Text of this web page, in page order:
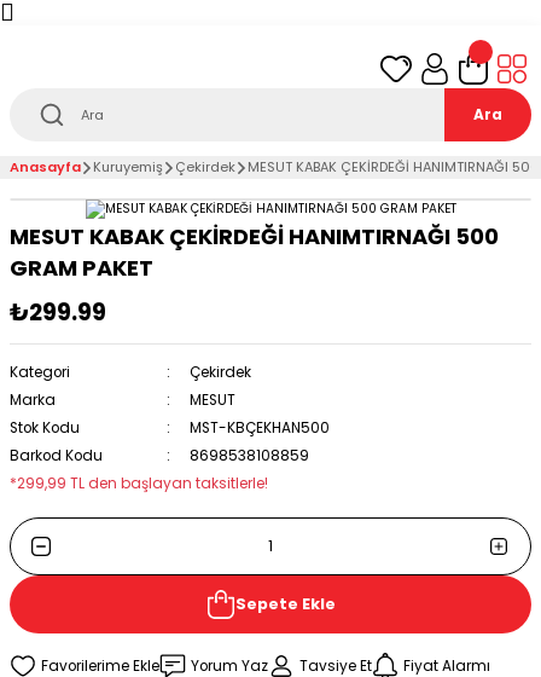
teslimat!
Ara
Anasayfa Kuruyemiş Çekirdek MESUT KABAK ÇEKİRDEĞİ HANIMTIRNAĞI
MESUT KABAK ÇEKİRDEĞİ HANIMTIRNAĞI 500
GRAM PAKET
₺299.99
Kategori
Çekirdek
Marka
MESUT
Stok Kodu
MST-KBÇEKHAN500
Barkod Kodu
8698538108859
*299,99 TL den başlayan taksitlerle!
Sepete Ekle
Yorum Yaz Tavsiye Et
Fiyat Alarmı